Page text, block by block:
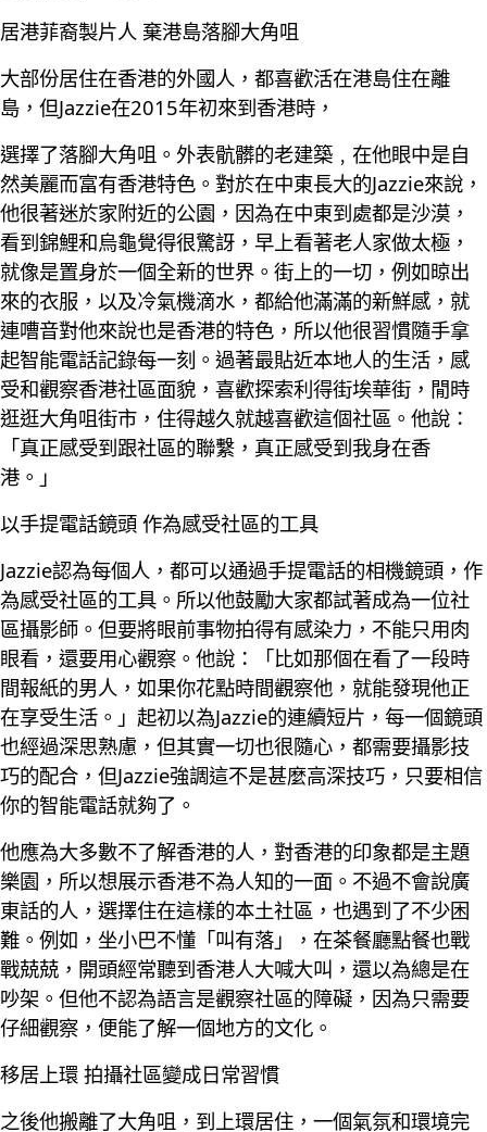
居港菲裔製片人 棄港島落腳大角咀
大部份居住在香港的外國人，都喜歡活在港島住在離
島，但Jazzie在2015年初來到香港時，
選擇了落腳大角咀。外表骯髒的老建築﹐在他眼中是自
然美麗而富有香港特色。對於在中東長大的Jazzie來說，
他很著迷於家附近的公園，因為在中東到處都是沙漠，
看到錦鯉和烏龜覺得很驚訝，早上看著老人家做太極，
就像是置身於一個全新的世界。街上的一切，例如晾出
來的衣服，以及冷氣機滴水，都給他滿滿的新鮮感，就
連嘈音對他來說也是香港的特色，所以他很習慣隨手拿
起智能電話記錄每一刻。過著最貼近本地人的生活，感
受和觀察香港社區面貌，喜歡探索利得街埃華街，閒時
逛逛大角咀街市，住得越久就越喜歡這個社區。他說：
「真正感受到跟社區的聯繫，真正感受到我身在香
港。」
以手提電話鏡頭 作為感受社區的工具
Jazzie認為每個人，都可以通過手提電話的相機鏡頭，作
為感受社區的工具。所以他鼓勵大家都試著成為一位社
區攝影師。但要將眼前事物拍得有感染力，不能只用肉
眼看，還要用心觀察。他說：「比如那個在看了一段時
間報紙的男人，如果你花點時間觀察他，就能發現他正
在享受生活。」起初以為Jazzie的連續短片，每一個鏡頭
也經過深思熟慮，但其實一切也很隨心，都需要攝影技
巧的配合，但Jazzie強調這不是甚麼高深技巧，只要相信
你的智能電話就夠了。
他應為大多數不了解香港的人，對香港的印象都是主題
樂園，所以想展示香港不為人知的一面。不過不會說廣
東話的人，選擇住在這樣的本土社區，也遇到了不少困
難。例如，坐小巴不懂「叫有落」，在茶餐廳點餐也戰
戰兢兢，開頭經常聽到香港人大喊大叫，還以為總是在
吵架。但他不認為語言是觀察社區的障礙，因為只需要
仔細觀察，便能了解一個地方的文化。
移居上環 拍攝社區變成日常習慣
之後他搬離了大角咀，到上環居住，一個氣氛和環境完